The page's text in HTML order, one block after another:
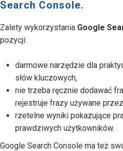
Search Console.
Zalety wykorzystania Google
pozycji:
darmowe narzędzie dla
słów kluczowych,
nie trzeba ręcznie dodawać
rejestruje frazy używane
rzetelne wyniki pokazujące
prawdziwych użytkowników.
Google Search Console ma też